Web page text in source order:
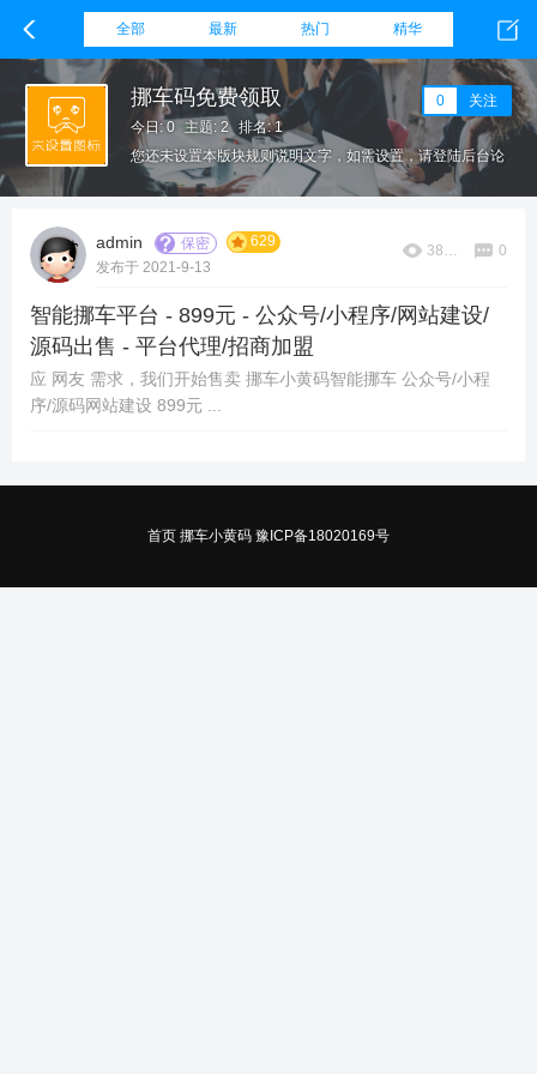
全部 最新 热门 精华
挪车码免费领取
今日: 0 主题: 2 排名: 1
0 关注
您还未设置本版块规则说明文字，如需设置，请登陆后台论
坛栏目，在该板块设置下方填写本版块规则。
0
admin 保密
629
发布于 2021-9-13
智能挪车平台 - 899元 - 公众号/小程序/网站建设/
源码出售 - 平台代理/招商加盟
应 网友 需求，我们开始售卖 挪车小黄码智能挪车 公众号/小程
序/源码网站建设 899元 ...
首页 挪车小黄码 豫ICP备18020169号